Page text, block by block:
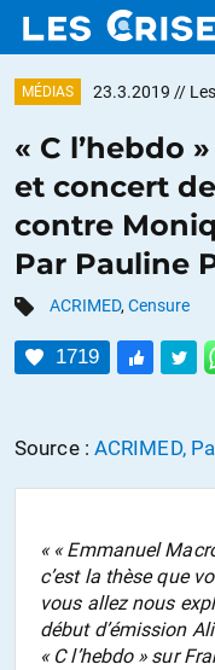
DOSSIERS
CATÉGORIES
CONTACTER
FAIRE UN
MÉDIAS 23.3.2019 //
« C l’hebdo
et concert
contre
Par Pauline
ACRIMED, Censure
1719
Source : ACRIMED,
« « Emmanuel
c’est la thèse que
vous allez nous
début d’émission
« C l’hebdo » sur